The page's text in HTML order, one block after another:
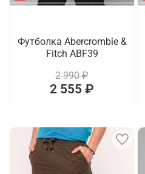
Футболка Abercrombie &
Fitch ABF39
2 990 ₽
2 555 ₽